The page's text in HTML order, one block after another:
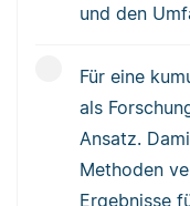
und den
Für eine
als
Ansatz.
Methoden
Ergebnisse